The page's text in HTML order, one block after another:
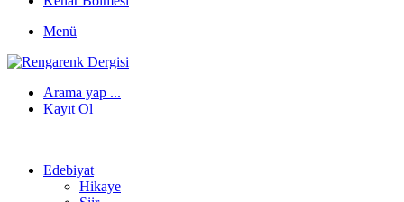
Menü
Arama yap ...
Kayıt Ol
Edebiyat
Hikaye